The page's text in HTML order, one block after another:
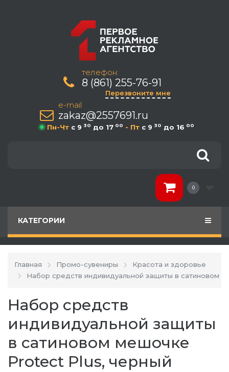
телефон:
8 (861) 255-76-91
Перезвоните мне
e-mail
zakaz@2557691.ru
Пн-Чт c 9 30 до 17 00 - Пт c 9 30 до 16 00
0
КАТЕГОРИИ
Главная Промо-сувениры
Красота и здоровье
Набор средств индивидуальной защиты в сатиновом
Набор средств
индивидуальной защиты
в сатиновом мешочке
Protect Plus, черный